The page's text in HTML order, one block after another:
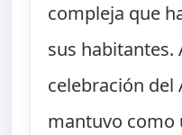
compleja que
sus habitantes.
celebración del
mantuvo como